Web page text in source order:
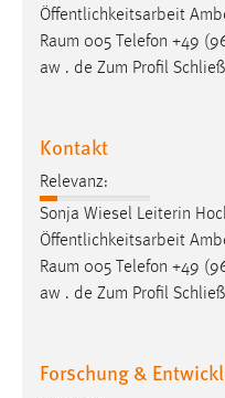
Öffentlichkeitsarbeit
Raum 005 Telefon +49
aw . de Zum Profil
Kontakt
Relevanz:
Sonja Wiesel Leiterin
Öffentlichkeitsarbeit
Raum 005 Telefon +49
aw . de Zum Profil
Forschung &
EXTERNE
Um Inhalte von
Vimeo